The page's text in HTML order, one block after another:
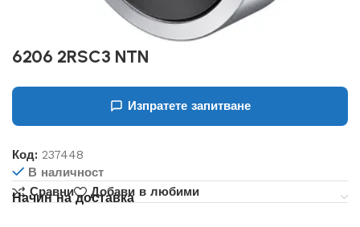
6206 2RSC3 NTN
Изпратете запитване
Код:237448
В наличност
Сравни
Добави в любими
Начин на доставка